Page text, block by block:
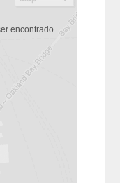
encontrado.